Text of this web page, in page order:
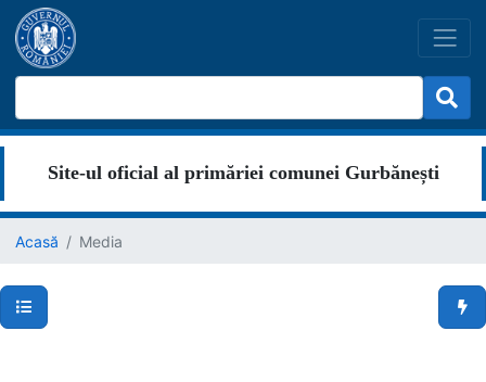
Site-ul oficial al primăriei comunei Gurbănești
Acasă Media
Secțiuni pagină